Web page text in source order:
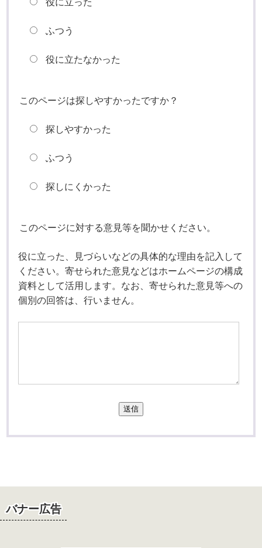
役に立った
ふつう
役に立たなかった
このページは探しやすかったですか？
探しやすかった
ふつう
探しにくかった
このページに対する意見等を聞かせください。
役に立った、見づらいなどの具体的な理由を記入して
ください。寄せられた意見などはホームページの構成
資料として活用します。なお、寄せられた意見等への
個別の回答は、行いません。
送信
バナー広告